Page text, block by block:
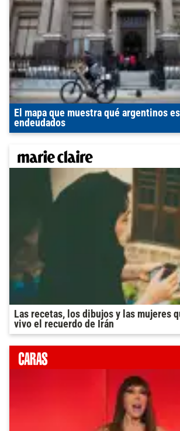
El mapa que muestra qué argentinos
endeudados
Las recetas, los dibujos y las mujeres
vivo el recuerdo de Irán